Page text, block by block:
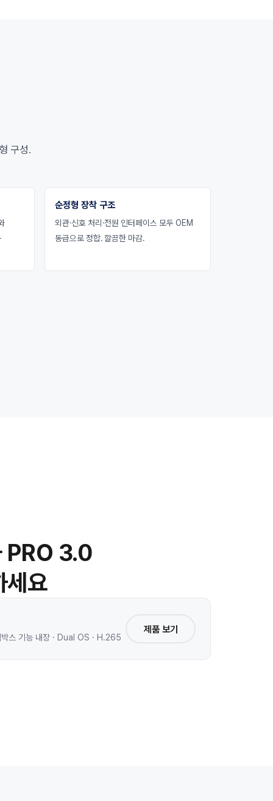
구성.
순정형 장착 구조
외관·신호 처리·전원 인터페이스 모두 OEM
동급으로 정합. 깔끔한 마감.
PRO 3.0
세요
스 기능 내장 · Dual OS · H.265
제품 보기